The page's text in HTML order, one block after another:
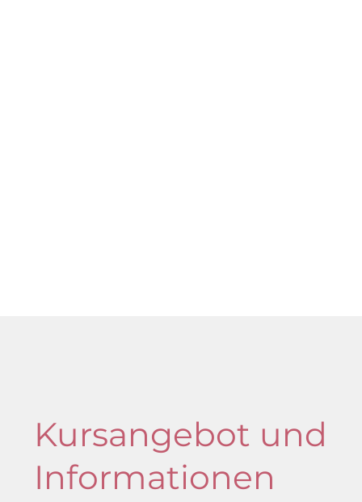
Kursangebot und
Informationen